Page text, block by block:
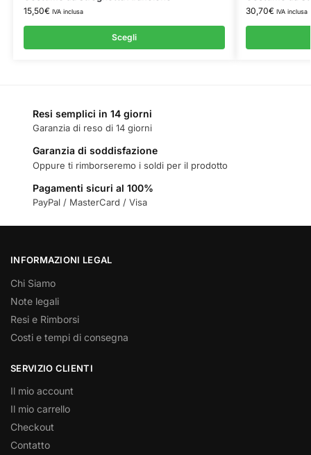
15,50€ IVA inclusa
Scegli
30,70€ IVA inclusa
Resi semplici in 14 giorni
Garanzia di reso di 14 giorni
Garanzia di soddisfazione
Oppure ti rimborseremo i soldi per il prodotto
Pagamenti sicuri al 100%
PayPal / MasterCard / Visa
INFORMAZIONI LEGAL
Chi Siamo
Note legali
Resi e Rimborsi
Costi e tempi di consegna
SERVIZIO CLIENTI
Il mio account
Il mio carrello
Checkout
Contatto